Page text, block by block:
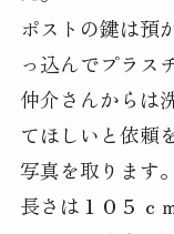
ポストの鍵は預
っ込んでプラス
仲介さんからは
てほしいと依頼
写真を取ります。
長さは１０５ｃ